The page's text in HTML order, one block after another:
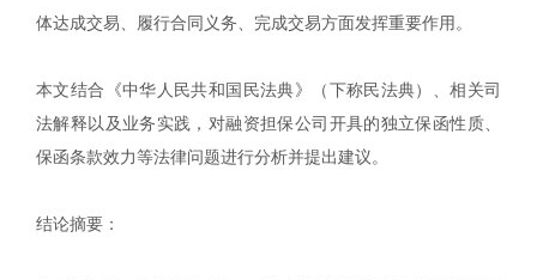
体达成交易、履行合同义务、完成交易方面发挥重要作用。
本文结合《中华人民共和国民法典》（下称民法典）、相关司
法解释以及业务实践，对融资担保公司开具的独立保函性质、
保函条款效力等法律问题进行分析并提出建议。
结论摘要：